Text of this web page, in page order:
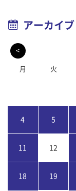
アーカイブ
<
月 火
4 5
11 12
18 19